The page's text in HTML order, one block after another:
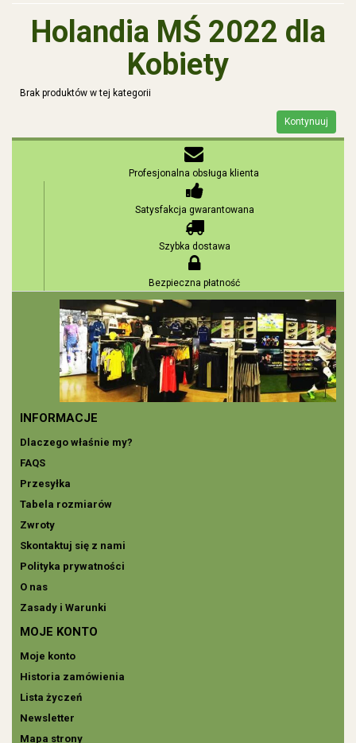
Holandia MŚ 2022 dla
Kobiety
Brak produktów w tej kategorii
Kontynuuj
Profesjonalna obsługa klienta
Satysfakcja gwarantowana
Szybka dostawa
Bezpieczna płatność
INFORMACJE
Dlaczego właśnie my?
FAQS
Przesyłka
Tabela rozmiarów
Zwroty
Skontaktuj się z nami
Polityka prywatności
O nas
Zasady i Warunki
MOJE KONTO
Moje konto
Historia zamówienia
Lista życzeń
Newsletter
Mapa strony